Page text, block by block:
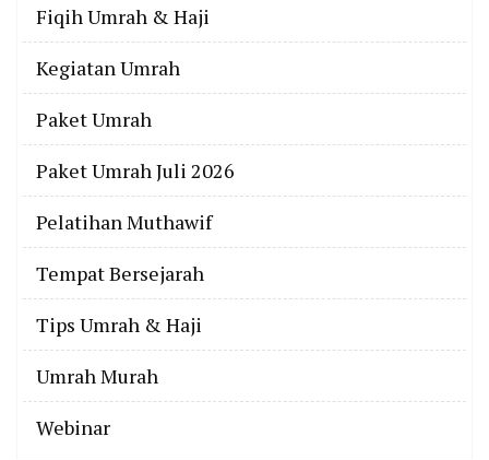
Fiqih Umrah & Haji
Kegiatan Umrah
Paket Umrah
Paket Umrah Juli 2026
Pelatihan Muthawif
Tempat Bersejarah
Tips Umrah & Haji
Umrah Murah
Webinar